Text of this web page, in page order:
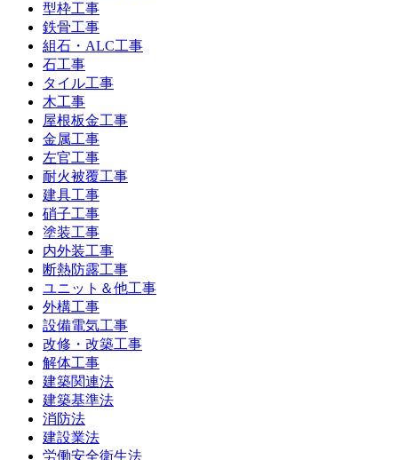
型枠工事
鉄骨工事
組石・ALC工事
石工事
タイル工事
木工事
屋根板金工事
金属工事
左官工事
耐火被覆工事
建具工事
硝子工事
塗装工事
内外装工事
断熱防露工事
ユニット＆他工事
外構工事
設備電気工事
改修・改築工事
解体工事
建築関連法
建築基準法
消防法
建設業法
労働安全衛生法